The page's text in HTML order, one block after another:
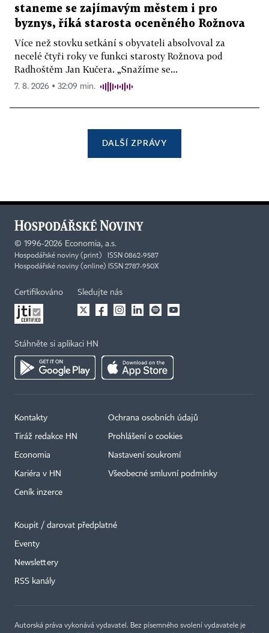
staneme se zajímavým městem i pro
byznys, říká starosta oceněného Rožnova
Více než stovku setkání s obyvateli absolvoval za
necelé čtyři roky ve funkci starosty Rožnova pod
Radhoštěm Jan Kučera. „Snažíme se...
7. 8. 2026 ▪ 32:09 min.
DALŠÍ ZPRÁVY
© 1996-2026 Economia, a.s.
Hospodářské noviny (print) ISSN 0862-9587
Hospodářské noviny (online) ISSN 2787-950X
Certifikováno Sledujte nás
Stáhněte si aplikaci HN
Kontakty
Tiráž redakce HN
Economia
Kariéra v HN
Ceník inzerce
Ochrana osobních údajů
Prohlášení o cookies
Nastavení soukromí
Všeobecné smluvní podmínky
Koupit / darovat předplatné
Eventy
Newslettery
RSS kanály
Autorská práva vykonává vydavatel. Bez písemného svolení vydavatele je